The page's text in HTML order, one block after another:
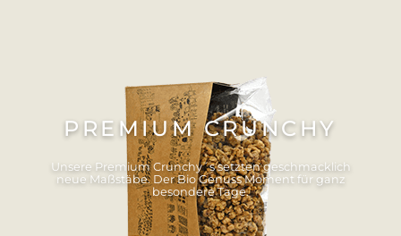
PREMIUM CRUNCHY
Unsere Premium Crunchy´s setzten geschmacklich
neue Maßstäbe. Der Bio Genuss Moment für ganz
besondere Tage.